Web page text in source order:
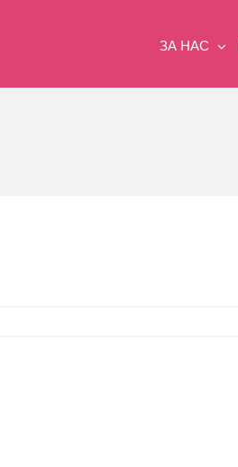
ЗА НАС